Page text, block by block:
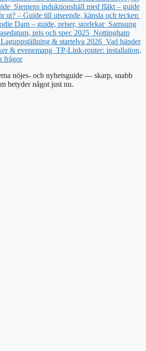
Siemens induktionshäll med fläkt – guide
ut? – Guide till utseende, känsla och tecken
Dam – guide, priser, storlekar Samsung
pris och spec 2025 Nottingham
& startelva 2026 Vad händer
& evenemang TP-Link-router: installation,
frågor
nöjes- och nyhetsguide — skarp, snabb
betyder något just nu.